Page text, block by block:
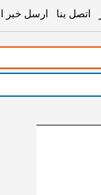
اتصل بنا ارسل خبر